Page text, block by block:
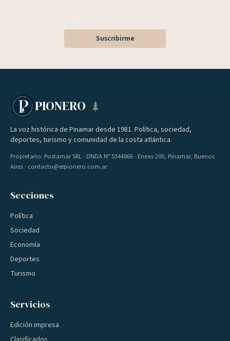
Suscribirme
PIONERO
La voz histórica de Pinamar desde 1981. Política, sociedad,
deportes, turismo y comunidad de la costa atlántica.
Propietario: Postamar SRL · DNDA Nº 5344866 · Eneas 200, Pinamar, Buenos
Aires · contacto@elpionero.com.ar
Secciones
Política
Sociedad
Economía
Deportes
Turismo
Servicios
Edición impresa